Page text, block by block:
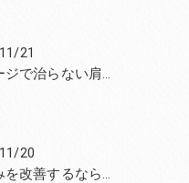
21
マッサージで治らない肩こりを改善する無痛整体和泉市笑福整骨院【2022年11月21日の予約状況】
20
急な痛みを改善するなら和泉市の土日診療の笑福整骨院【2022年11月20日の予約状況】